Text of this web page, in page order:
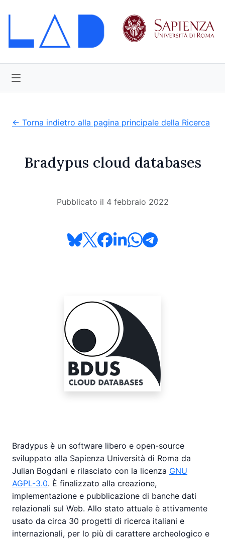
← Torna indietro alla pagina principale della Ricerca
Bradypus cloud databases
Pubblicato il 4 febbraio 2022
Bradypus è un software libero e open-source
sviluppato alla Sapienza Università di Roma da
Julian Bogdani e rilasciato con la licenza GNU
AGPL-3.0. È finalizzato alla creazione,
implementazione e pubblicazione di banche dati
relazionali sul Web. Allo stato attuale è attivamente
usato da circa 30 progetti di ricerca italiani e
internazionali, per lo più di carattere archeologico e